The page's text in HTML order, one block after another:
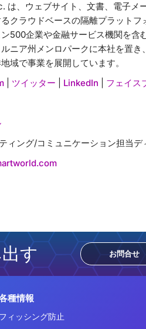
、ウェブサイト、文書、電子メ
クラウドベースの隔離プラット
500企業や金融サービス機関を
ニア州メンロパークに本社を置
域で事業を展開しています。
ツイッター LinkedIn
フェイス
ィング/コミュニケーション担当デ
す お問合せ
種情報
フィッシング防止